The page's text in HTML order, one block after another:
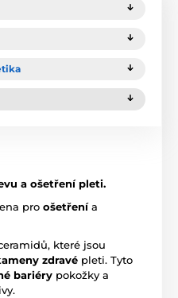
a ošetření pleti.
pro ošetřenía
které jsou
zdravé pleti. Tyto
bariéry pokožky a